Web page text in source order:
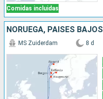
Comidas incluidas
NORUEGA, PAISES BAJOS
MS Zuiderdam 8 d